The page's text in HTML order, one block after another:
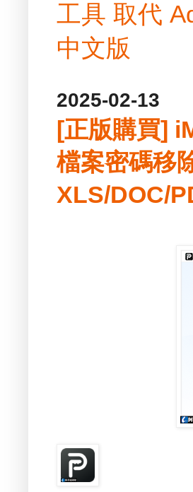
工具 取代
中文版
2025-02-13
[正版購買]
檔案密碼移
XLS/DOC/